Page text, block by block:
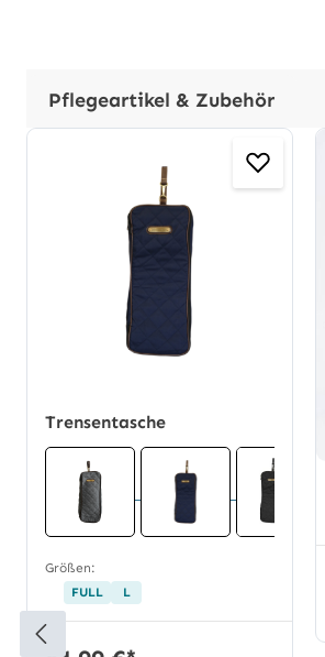
Pflegeartikel & Zubehör
Produktgalerie überspringen
Trensentasche
Größen:
FULL
L